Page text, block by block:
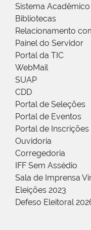
Sistema Acadêmico
Bibliotecas
Relacionamento
Painel do Servidor
Portal da TIC
WebMail
SUAP
CDD
Portal de Seleções
Portal de Eventos
Portal de Inscrições
Ouvidoria
Corregedoria
IFF Sem Assédio
Sala de Imprensa
Eleições 2023
Defeso Eleitoral